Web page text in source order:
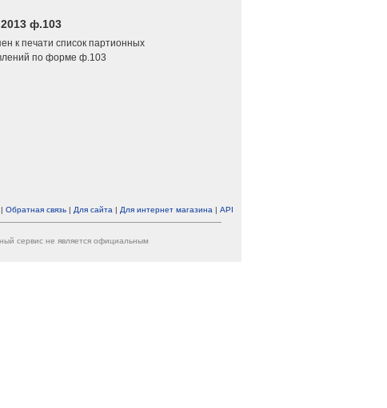
ф.103
к печати список партионных
по форме ф.103
| Обратная связь | Для сайта | Для интернет магазина | API
сервис не является официальным